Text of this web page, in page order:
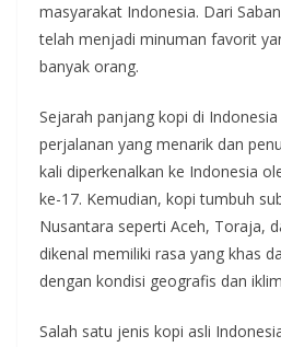
masyarakat Indonesia. Dari
telah menjadi minuman favorit
banyak orang.
Sejarah panjang kopi di
perjalanan yang menarik dan
kali diperkenalkan ke Indonesia
ke-17. Kemudian, kopi tumbuh
Nusantara seperti Aceh, Toraja,
dikenal memiliki rasa yang khas
dengan kondisi geografis dan
Salah satu jenis kopi asli